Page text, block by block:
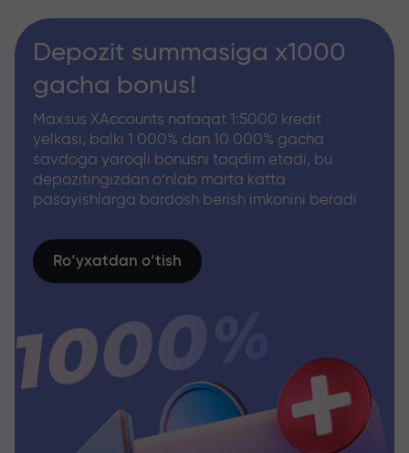
Depozit summasiga x1000
gacha bonus!
Maxsus XAccounts nafaqat 1:5000 kredit
yelkasi, balki 1 000% dan 10 000% gacha
savdoga yaroqli bonusni taqdim etadi, bu
depozitingizdan o‘nlab marta katta
pasayishlarga bardosh berish imkonini beradi
Ro‘yxatdan o‘tish